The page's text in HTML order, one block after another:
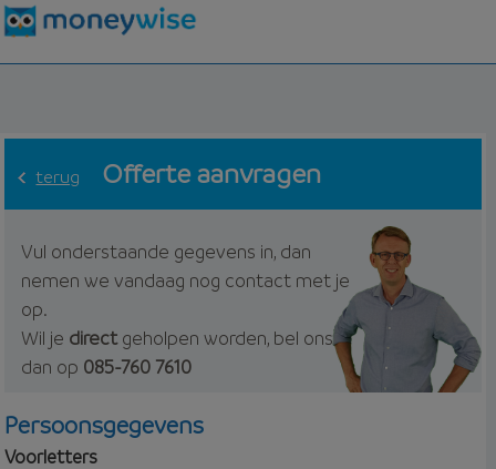
terug Offerte aanvragen
Vul onderstaande gegevens in, dan
nemen we vandaag nog contact met je
op.
Wil je directgeholpen worden, bel ons
dan op 085-760 7610
Persoonsgegevens
Voorletters